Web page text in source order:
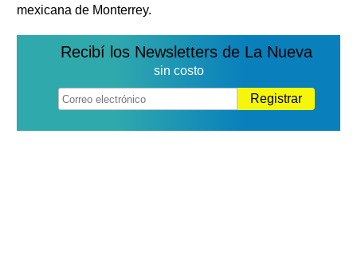
mexicana de Monterrey.
Recibí los Newsletters de La Nueva
sin costo
Registrar